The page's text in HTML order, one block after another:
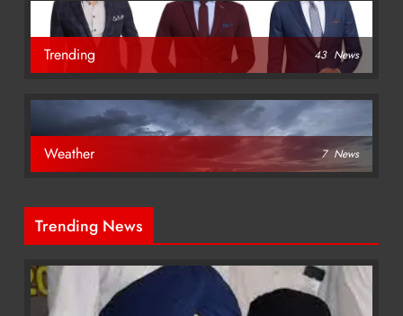
Trending 43 News
Weather 7 News
Trending News